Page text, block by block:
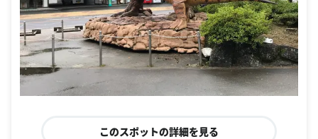
このスポットの詳細を見る